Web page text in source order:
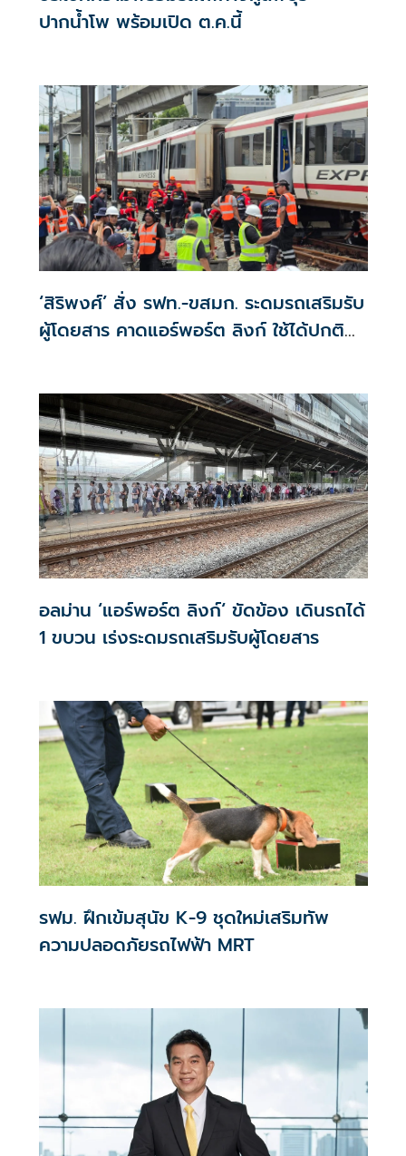
ปากน้ำโพ พร้อมเปิด ต.ค.นี้
‘สิริพงศ์’ สั่ง รฟท.-ขสมก. ระดมรถเสริมรับ
ผู้โดยสาร คาดแอร์พอร์ต ลิงก์ ใช้ได้ปกติ
อลม่าน ‘แอร์พอร์ต ลิงก์‘ ขัดข้อง เดินรถได้
1 ขบวน เร่งระดมรถเสริมรับผู้โดยสาร
รฟม. ฝึกเข้มสุนัข K-9 ชุดใหม่เสริมทัพ
ความปลอดภัยรถไฟฟ้า MRT